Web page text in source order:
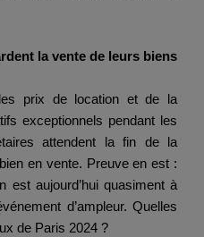
la vente de leurs biens
prix de location et de la
exceptionnels pendant les
attendent la fin de la
en vente. Preuve en est :
est aujourd’hui quasiment à
d’ampleur. Quelles
de Paris 2024 ?